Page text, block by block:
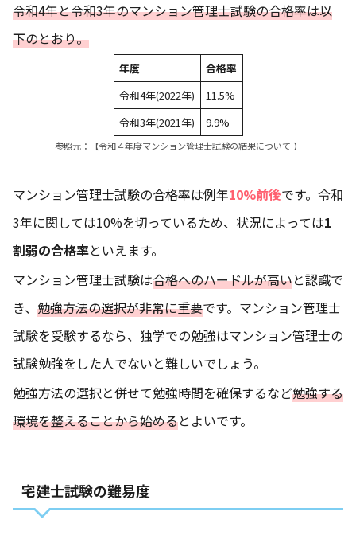
令和4年と令和3年のマンション管理士試験の合格率は以
下のとおり。
年度
合格率
令和4年(2022年)
11.5%
令和3年(2021年)
9.9%
参照元： 【令和４年度マンション管理士試験の結果について 】
マンション管理士試験の合格率は例年10%前後です。令和
3年に関しては10%を切っているため、状況によっては1
割弱の合格率といえます。
マンション管理士試験は合格へのハードルが高いと認識で
き、 勉強方法の選択が非常に重要です。マンション管理士
試験を受験するなら、独学での勉強はマンション管理士の
試験勉強をした人でないと難しいでしょう。
勉強方法の選択と併せて勉強時間を確保するなど勉強する
環境を整えることから始めるとよいです。
宅建士試験の難易度